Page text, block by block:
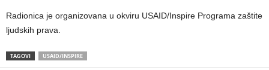
Radionica je organizovana u okviru USAID/Inspire Programa zaštite
ljudskih prava.
TAGOVI USAID/INSPIRE